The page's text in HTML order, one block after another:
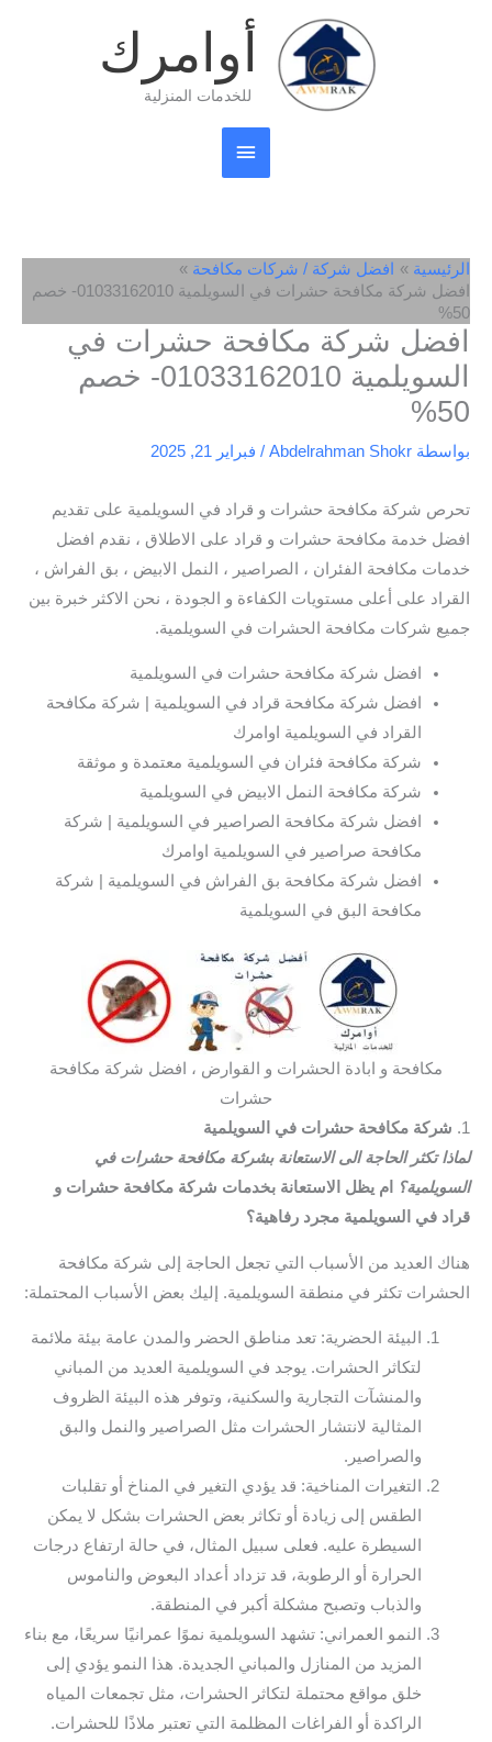
أوامرك
للخدمات المنزلية
القائمة
الرئيسية
الرئيسية
افضل شركة / شركات مكافحة
افضل شركة مكافحة حشرات في السويلمية 01033162010- خصم
50%
افضل شركة مكافحة حشرات في
السويلمية 01033162010- خصم
50%
بواسطة Abdelrahman Shokr
/ فبراير 21, 2025
تحرص شركة مكافحة حشرات و قراد في السويلمية على تقديم
افضل خدمة مكافحة حشرات و قراد على الاطلاق ، نقدم افضل
خدمات مكافحة الفئران ، الصراصير ، النمل الابيض ، بق الفراش ،
القراد على أعلى مستويات الكفاءة و الجودة ، نحن الاكثر خبرة بين
جميع شركات مكافحة الحشرات في السويلمية.
افضل شركة مكافحة حشرات في السويلمية
افضل شركة مكافحة قراد في السويلمية | شركة مكافحة
القراد في السويلمية اوامرك
شركة مكافحة فئران في السويلمية معتمدة و موثقة
شركة مكافحة النمل الابيض في السويلمية
افضل شركة مكافحة الصراصير في السويلمية | شركة
مكافحة صراصير في السويلمية اوامرك
افضل شركة مكافحة بق الفراش في السويلمية | شركة
مكافحة البق في السويلمية
مكافحة و ابادة الحشرات و القوارض ، افضل شركة مكافحة
حشرات
1.
شركة مكافحة حشرات في السويلمية
لماذا تكثر الحاجة الى الاستعانة بشركة مكافحة حشرات في
السويلمية؟
ام يظل الاستعانة بخدمات شركة مكافحة حشرات و
قراد في السويلمية مجرد رفاهية؟
هناك العديد من الأسباب التي تجعل الحاجة إلى شركة مكافحة
الحشرات تكثر في منطقة السويلمية. إليك بعض الأسباب المحتملة:
البيئة الحضرية: تعد مناطق الحضر والمدن عامة بيئة ملائمة
لتكاثر الحشرات. يوجد في السويلمية العديد من المباني
والمنشآت التجارية والسكنية، وتوفر هذه البيئة الظروف
المثالية لانتشار الحشرات مثل الصراصير والنمل والبق
والصراصير.
التغيرات المناخية: قد يؤدي التغير في المناخ أو تقلبات
الطقس إلى زيادة أو تكاثر بعض الحشرات بشكل لا يمكن
السيطرة عليه. فعلى سبيل المثال، في حالة ارتفاع درجات
الحرارة أو الرطوبة، قد تزداد أعداد البعوض والناموس
والذباب وتصبح مشكلة أكبر في المنطقة.
النمو العمراني: تشهد السويلمية نموًا عمرانيًا سريعًا، مع بناء
المزيد من المنازل والمباني الجديدة. هذا النمو يؤدي إلى
خلق مواقع محتملة لتكاثر الحشرات، مثل تجمعات المياه
الراكدة أو الفراغات المظلمة التي تعتبر ملاذًا للحشرات.